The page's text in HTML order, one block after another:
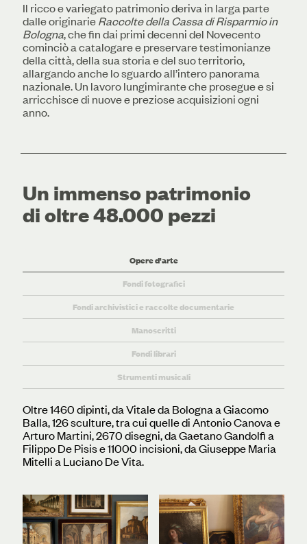
Il ricco e variegato patrimonio deriva in larga parte
dalle originarieRaccolte della Cassa di Risparmio in
Bologna, che fin dai primi decenni del Novecento
cominciò a catalogare e preservare testimonianze
della città, della sua storia e del suo territorio,
allargando anche lo sguardo all’intero panorama
nazionale. Un lavoro lungimirante che prosegue e si
arricchisce di nuove e preziose acquisizioni ogni
anno.
Un immenso patrimonio
di oltre 48.000 pezzi
Opere d'arte
Fondi fotografici
Fondi archivistici e raccolte documentarie
Manoscritti
Fondi librari
Strumenti musicali
Oltre 1460 dipinti, da Vitale da Bologna a Giacomo
Balla, 126 sculture, tra cui quelle di Antonio Canova e
Arturo Martini, 2670 disegni, da Gaetano Gandolfi a
Filippo De Pisis e 11000 incisioni, da Giuseppe Maria
Mitelli a Luciano De Vita.